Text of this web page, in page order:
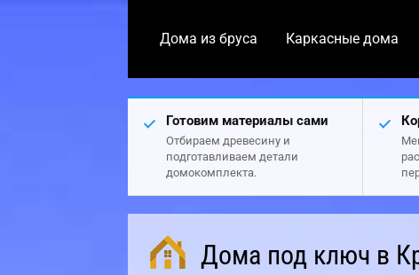
Дома из бруса Каркасные дома
Готовим материалы сами
Отбираем древесину и
подготавливаем детали
домокомплекта.
Дома под ключ в